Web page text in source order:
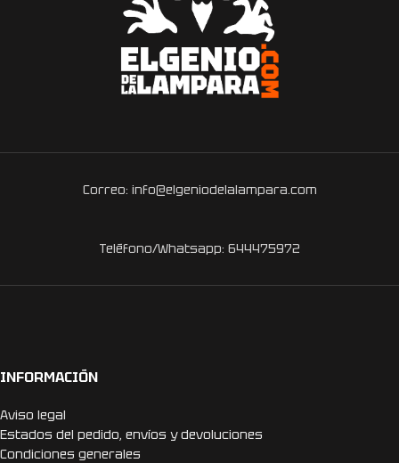
Correo: info@elgeniodelalampara.com
Teléfono/Whatsapp: 644475972
INFORMACIÓN
Aviso legal
Estados del pedido, envíos y devoluciones
Condiciones generales